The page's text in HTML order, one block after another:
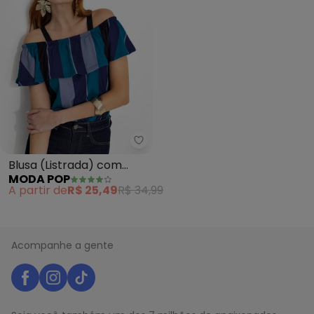
Moda Pop - Blusa (Listrada)
Blusa (Listrada) com
Alças e Babado
MODA POP
A partir deR$ 25,49R$ 34,99
Acompanhe a gente